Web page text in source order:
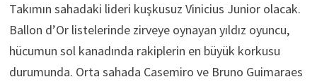
Takımın sahadaki lideri kuşkusuz Vinicius Junior olacak.
Ballon d’Or listelerinde zirveye oynayan yıldız oyuncu,
hücumun sol kanadında rakiplerin en büyük korkusu
durumunda. Orta sahada Casemiro ve Bruno Guimaraes